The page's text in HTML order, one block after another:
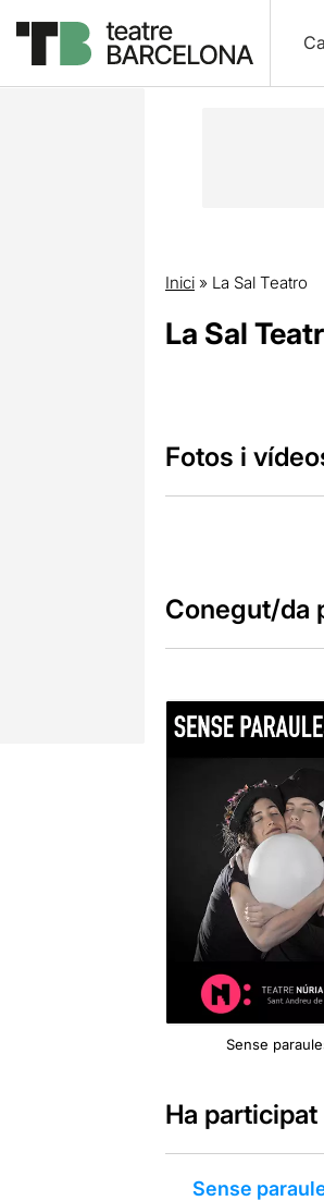
Inici» La Sal Teatro
La Sal
Fotos i
Conegut/da
Sense
Ha participat
Sense